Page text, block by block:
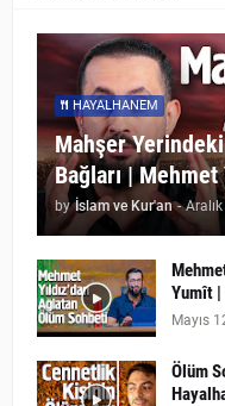
HAYALHANEM
Mahşer
Bağları | Mehmet
by İslam ve Kur'an -
Yumît |
Mayıs
Ölüm